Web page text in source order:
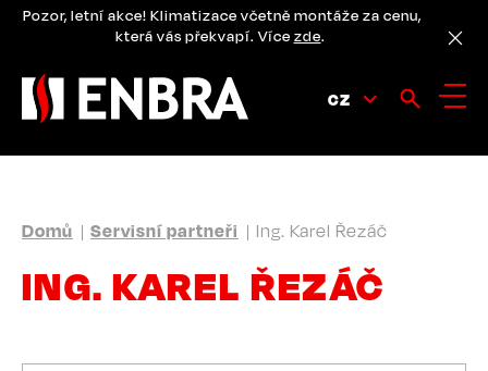
PřejítPozor, letní akce! Klimatizace včetně montáže za cenu,
která vás překvapí. Více zde.
CZ
DROBEČKOVÁ
NAVIGACE
Domů Servisní partneři Ing. Karel Řezáč
ING. KAREL ŘEZÁČ